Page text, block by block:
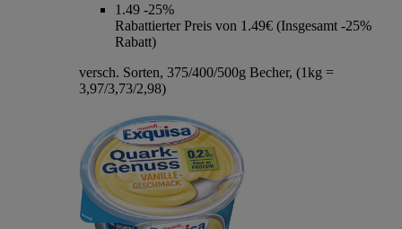
1.49 -25%
Rabattierter Preis von 1.49€ (Insgesamt -25%
Rabatt)
versch. Sorten, 375/400/500g Becher, (1kg =
3,97/3,73/2,98)